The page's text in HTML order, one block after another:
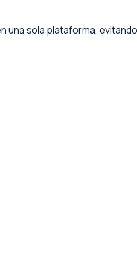
una sola plataforma,